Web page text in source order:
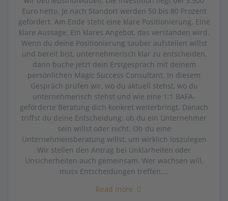
Euro netto. Je nach Standort werden 50 bis 80 Prozent
gefördert. Am Ende steht eine klare Positionierung. Eine
klare Aussage. Ein klares Angebot, das verstanden wird.
Wenn du deine Positionierung sauber aufstellen willst
und bereit bist, unternehmerisch klar zu entscheiden,
dann buche jetzt dein Erstgespräch mit deinem
persönlichen Magic Success Consultant. In diesem
Gespräch prüfen wir, wo du aktuell stehst, wo du
unternehmerisch stehst und wie eine 1:1 BAFA-
geförderte Beratung dich konkret weiterbringt. Danach
triffst du deine Entscheidung: ob du ein Unternehmer
sein willst oder nicht. Ob du eine
Unternehmensberatung willst, um wirklich loszulegen
Wir stellen den Antrag bei Unklarheiten oder
Unsicherheiten auch gemeinsam. Wer wachsen will,
muss Entscheidungen treffen.…
Read more